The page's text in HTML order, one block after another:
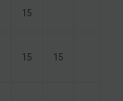
15
15 15